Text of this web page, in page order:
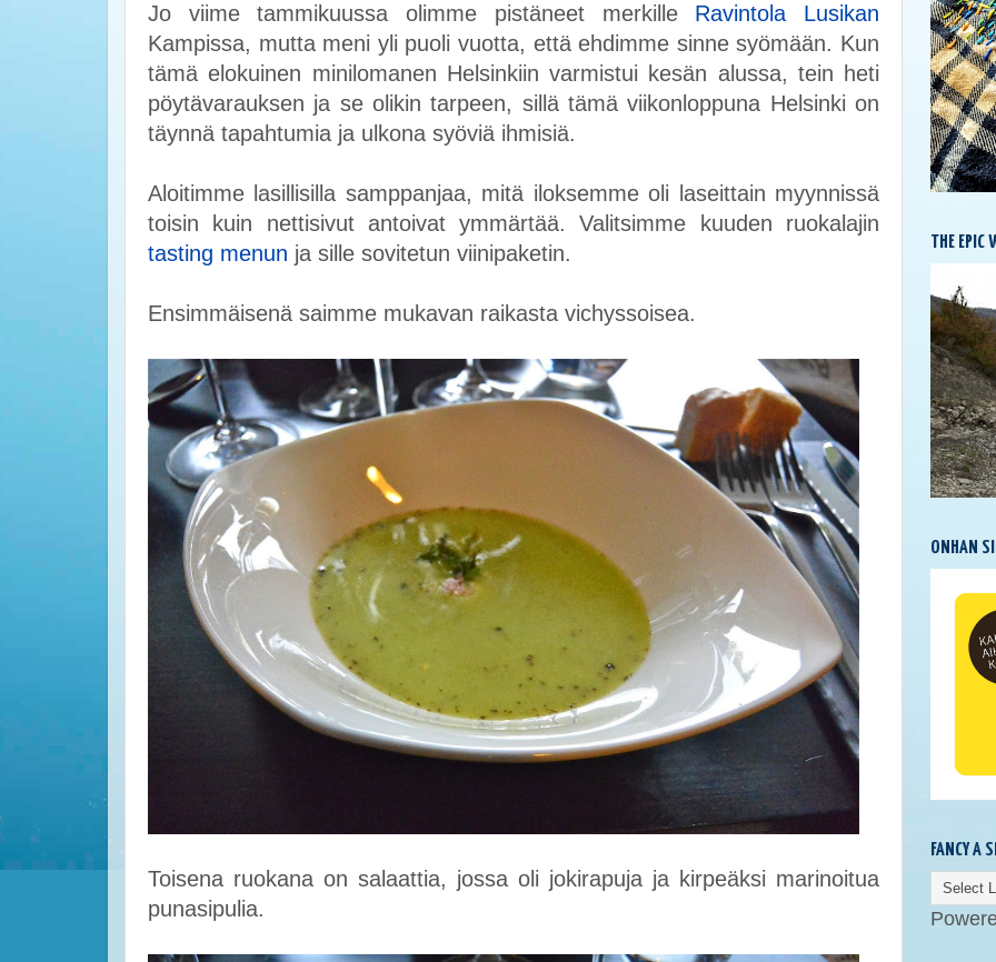
Jo viime tammikuussa olimme pistäneet merkille Ravintola Lusikan
Kampissa, mutta meni yli puoli vuotta, että ehdimme sinne syömään. Kun
tämä elokuinen minilomanen Helsinkiin varmistui kesän alussa, tein heti
pöytävarauksen ja se olikin tarpeen, sillä tämä viikonloppuna Helsinki on
täynnä tapahtumia ja ulkona syöviä ihmisiä.
Aloitimme lasillisilla samppanjaa, mitä iloksemme oli laseittain myynnissä
toisin kuin nettisivut antoivat ymmärtää. Valitsimme kuuden ruokalajin
tasting menun ja sille sovitetun viinipaketin.
Ensimmäisenä saimme mukavan raikasta vichyssoisea.
Toisena ruokana on salaattia, jossa oli jokirapuja ja kirpeäksi marinoitua
punasipulia.
THE EPIC
ONHAN
FANCY A